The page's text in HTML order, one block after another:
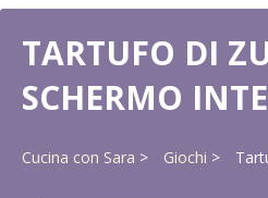
TARTUFO DI
SCHERMO
Cucina con Sara Giochi